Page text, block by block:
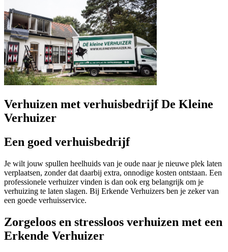
Verhuizen met verhuisbedrijf De Kleine
Verhuizer
Een goed verhuisbedrijf
Je wilt jouw spullen heelhuids van je oude naar je nieuwe plek laten
verplaatsen, zonder dat daarbij extra, onnodige kosten ontstaan. Een
professionele verhuizer vinden is dan ook erg belangrijk om je
verhuizing te laten slagen. Bij Erkende Verhuizers ben je zeker van
een goede verhuisservice.
Zorgeloos en stressloos verhuizen met een
Erkende Verhuizer